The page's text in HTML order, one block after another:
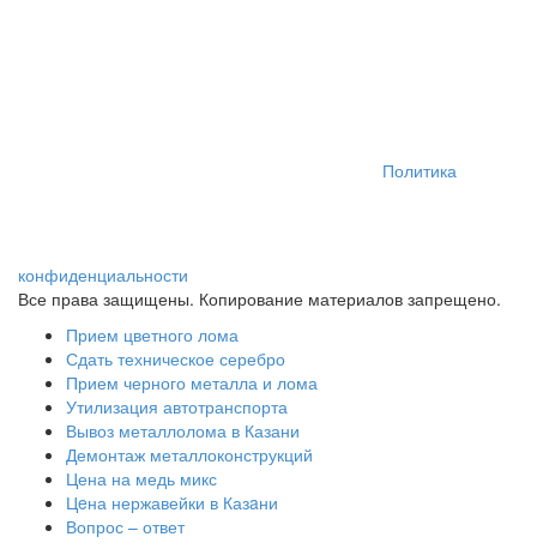
Политика
конфиденциальности
Все права защищены. Копирование материалов запрещено.
Прием цветного лома
Сдать техническое серебро
Прием черного металла и лома
Утилизация автотранспорта
Вывоз металлолома в Казани
Демонтаж металлоконструкций
Цена на медь микс
Цeна нержавейки в Казaни
Вопрос – ответ